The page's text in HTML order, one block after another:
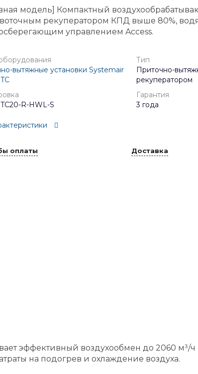
модель] Компактный
рекуператором КПД выше 80%,
управлением Access.
вытяжные установки Systemair
Тип
Приточно-
рекуператором
R-HWL-S
Гарантия
3 года
оплаты Доставка
эффективный воздухообмен до 2060 м³/
на подогрев и охлаждение воздуха.